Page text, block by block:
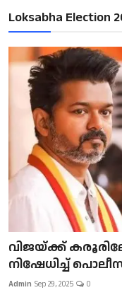
Loksabha Election
വിജയ്ക്ക്
നിഷേധിച്ച്
Admin Sep 29, 2025 0